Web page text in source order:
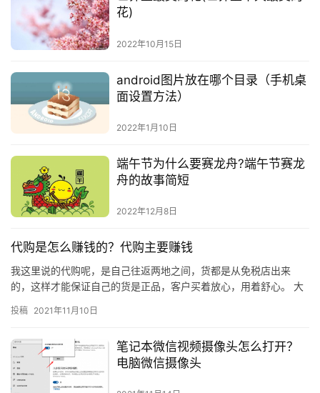
花)
2022年10月15日
android图片放在哪个目录（手机桌
面设置方法）
2022年1月10日
端午节为什么要赛龙舟?端午节赛龙
舟的故事简短
2022年12月8日
代购是怎么赚钱的？代购主要赚钱
我这里说的代购呢，是自己往返两地之间，货都是从免税店出来
的，这样才能保证自己的货是正品，客户买着放心，用着舒心。 大
店上的…
投稿 2021年11月10日
笔记本微信视频摄像头怎么打开？
电脑微信摄像头